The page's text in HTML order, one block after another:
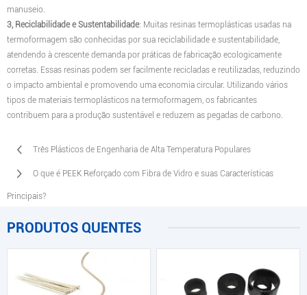
manuseio.
3, Reciclabilidade e Sustentabilidade: Muitas resinas termoplásticas usadas na
termoformagem são conhecidas por sua reciclabilidade e sustentabilidade,
atendendo à crescente demanda por práticas de fabricação ecologicamente
corretas. Essas resinas podem ser facilmente recicladas e reutilizadas, reduzindo
o impacto ambiental e promovendo uma economia circular. Utilizando vários
tipos de materiais termoplásticos na termoformagem, os fabricantes
contribuem para a produção sustentável e reduzem as pegadas de carbono.
Três Plásticos de Engenharia de Alta Temperatura Populares
O que é PEEK Reforçado com Fibra de Vidro e suas Características
Principais?
PRODUTOS QUENTES